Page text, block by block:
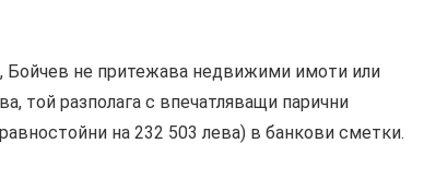
Бойчев не притежава недвижими имоти или
той разполага с впечатляващи парични
на 232 503 лева) в банкови сметки.